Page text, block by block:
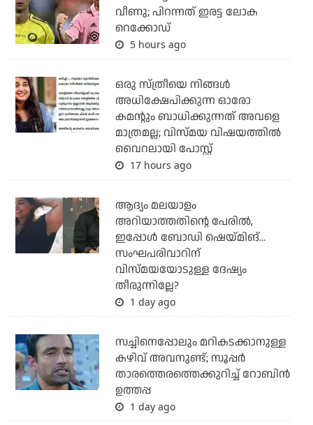
വീണു; പിറന്നത് ഇരട്ട ലോക
റെക്കോഡ്
5 hours ago
ഒരു സ്ത്രീയെ നിങ്ങള്‍
അധിക്ഷേപിക്കുന്ന ഓരോ
കമന്റും ബാധിക്കുന്നത് അവളെ
മാത്രമല്ല; വിസ്മയ വിഷയത്തില്‍
വൈറലായി പോസ്റ്റ്
17 hours ago
ആദ്യം മലയാളം
അറിയാത്തതിന്റെ പേരില്‍,
ഇപ്പോള്‍ ബോഡി ഷെയ്മിങ്...
സംഘപരിവാറിന്
വിസ്മയയോടുള്ള ദേഷ്യം
തീരുന്നില്ലേ?
1 day ago
സച്ചിനെപ്പോലും മറികടക്കാനുള്ള
കഴിവ് അവനുണ്ട്; സൂപ്പര്‍
താരത്തെരത്തെക്കുറിച്ച് റോബിന്‍
ഉത്തപ്പ
1 day ago